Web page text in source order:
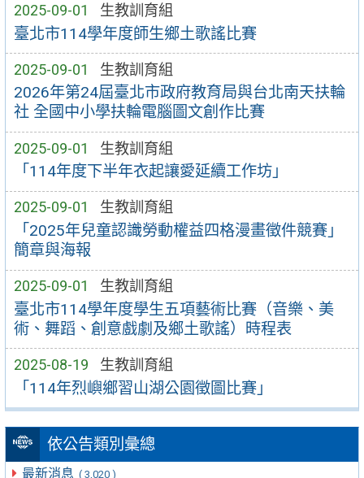
2025-09-01 生教訓育組
臺北市114學年度師生鄉土歌謠比賽
2025-09-01 生教訓育組
2026年第24屆臺北市政府教育局與台北南天扶輪
社 全國中小學扶輪電腦圖文創作比賽
2025-09-01 生教訓育組
「114年度下半年衣起讓愛延續工作坊」
2025-09-01 生教訓育組
「2025年兒童認識勞動權益四格漫畫徵件競賽」
簡章與海報
2025-09-01 生教訓育組
臺北市114學年度學生五項藝術比賽（音樂、美
術、舞蹈、創意戲劇及鄉土歌謠）時程表
2025-08-19 生教訓育組
「114年烈嶼鄉習山湖公園徵圖比賽」
依公告類別彙總
最新消息 ( 3,020 )